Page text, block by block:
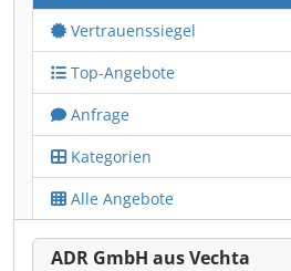
Vertrauenssiegel
Top-Angebote
Anfrage
Kategorien
Alle Angebote
ADR GmbH aus Vechta